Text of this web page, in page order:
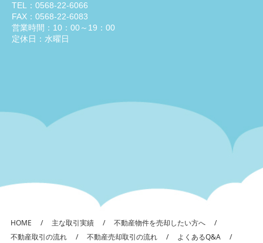
TEL：0568-22-6066
FAX：0568-22-6083
営業時間：10：00～19：00
定休日：水曜日
HOME 主な取引実績
不動産物件を売却したい方へ
不動産取引の流れ
不動産売却取引の流れ
よくあるQ&A